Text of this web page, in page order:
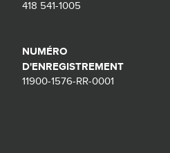
418 541-1005
NUMÉRO
D'ENREGISTREMENT
11900-1576-RR-0001